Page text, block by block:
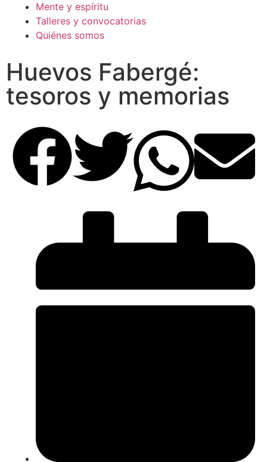
Mente y espíritu
Talleres y convocatorias
Quiénes somos
Huevos Fabergé:
tesoros y memorias